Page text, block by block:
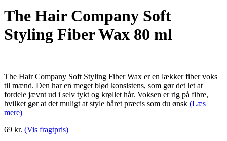
The Hair Company Soft
Styling Fiber Wax 80 ml
The Hair Company Soft Styling Fiber Wax er en lækker fiber voks
til mænd. Den har en meget blød konsistens, som gør det let at
fordele jævnt ud i selv tykt og krøllet hår. Voksen er rig på fibre,
hvilket gør at det muligt at style håret præcis som du ønsk (Læs
mere)
69 kr. (Vis fragtpris)